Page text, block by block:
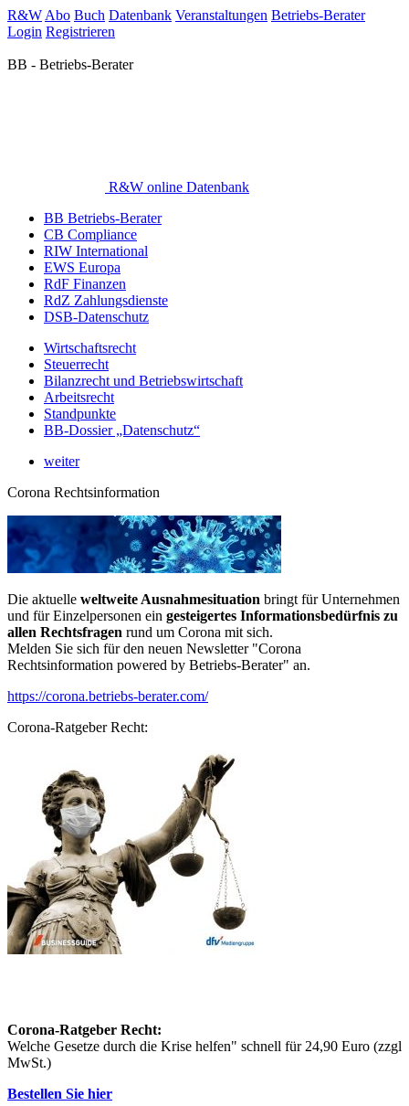
R&W Abo Buch Datenbank Veranstaltungen Betriebs-Berater
Login Registrieren
BB - Betriebs-Berater
R&W online Datenbank
BB Betriebs-Berater
CB Compliance
RIW International
EWS Europa
RdF Finanzen
RdZ Zahlungsdienste
DSB-Datenschutz
Wirtschaftsrecht
Steuerrecht
Bilanzrecht und Betriebswirtschaft
Arbeitsrecht
Standpunkte
BB-Dossier „Datenschutz“
weiter
Corona Rechtsinformation
Die aktuelle weltweite Ausnahmesituation bringt für Unternehmen
und für Einzelpersonen ein gesteigertes Informationsbedürfnis zu
allen Rechtsfragen rund um Corona mit sich.
Melden Sie sich für den neuen Newsletter "Corona
Rechtsinformation powered by Betriebs-Berater" an.
https://corona.betriebs-berater.com/
Corona-Ratgeber Recht:
Corona-Ratgeber Recht:
Welche Gesetze durch die Krise helfen" schnell für 24,90 Euro (zzgl
MwSt.)
Bestellen Sie hier